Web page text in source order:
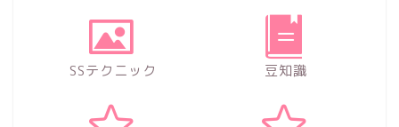
SSテクニック 豆知識